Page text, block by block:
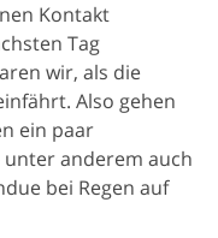
Kontakt
Tag
wir, als die
Also gehen
ein paar
anderem auch
bei Regen auf